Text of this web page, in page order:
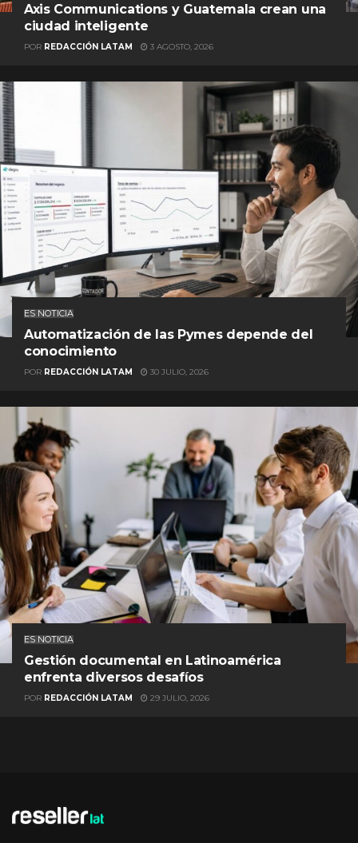
Axis Communications y Guatemala crean una
ciudad inteligente
POR REDACCIÓN LATAM 3 AGOSTO, 2026
ES NOTICIA
Automatización de las Pymes depende del
conocimiento
POR REDACCIÓN LATAM 30 JULIO, 2026
ES NOTICIA
Gestión documental en Latinoamérica
enfrenta diversos desafíos
POR REDACCIÓN LATAM 29 JULIO, 2026